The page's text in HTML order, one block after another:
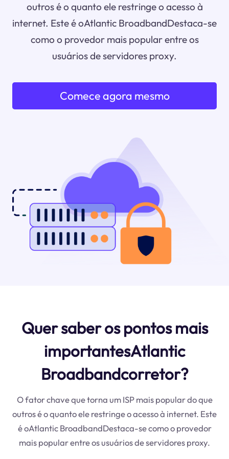
outros é o quanto ele restringe o acesso à
internet. Este é oAtlantic BroadbandDestaca-se
como o provedor mais popular entre os
usuários de servidores proxy.
Comece agora mesmo
Quer saber os pontos mais
importantesAtlantic
Broadbandcorretor?
O fator chave que torna um ISP mais popular do que
outros é o quanto ele restringe o acesso à internet. Este
é oAtlantic BroadbandDestaca-se como o provedor
mais popular entre os usuários de servidores proxy.